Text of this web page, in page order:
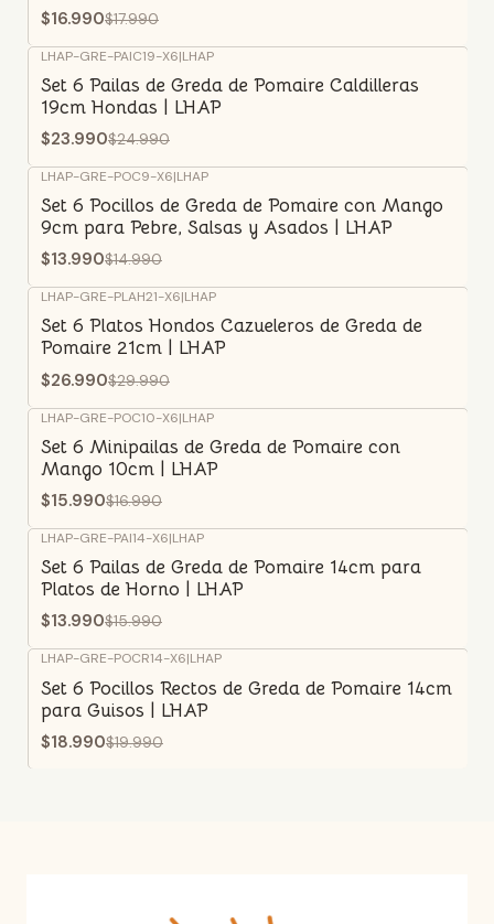
$16.990$17.990
-4% OFF
LHAP-GRE-PAIC19-X6|LHAP
Set 6 Pailas de Greda de Pomaire Caldilleras
19cm Hondas | LHAP
$23.990$24.990
-7% OFF
LHAP-GRE-POC9-X6|LHAP
Set 6 Pocillos de Greda de Pomaire con Mango
9cm para Pebre, Salsas y Asados | LHAP
$13.990$14.990
-10%OFF
LHAP-GRE-PLAH21-X6|LHAP
Set 6 Platos Hondos Cazueleros de Greda de
Pomaire 21cm | LHAP
$26.990$29.990
-6% OFF
LHAP-GRE-POC10-X6|LHAP
Set 6 Minipailas de Greda de Pomaire con
Mango 10cm | LHAP
$15.990$16.990
-13% OFF
LHAP-GRE-PAI14-X6|LHAP
Set 6 Pailas de Greda de Pomaire 14cm para
Platos de Horno | LHAP
$13.990$15.990
-5% OFF
LHAP-GRE-POCR14-X6|LHAP
Set 6 Pocillos Rectos de Greda de Pomaire 14cm
para Guisos | LHAP
$18.990$19.990